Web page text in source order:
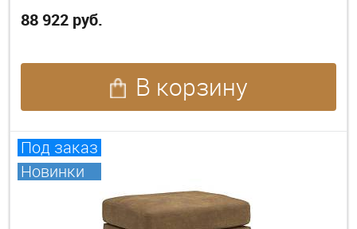
88 922 руб.
В корзину
Под заказ
Новинки